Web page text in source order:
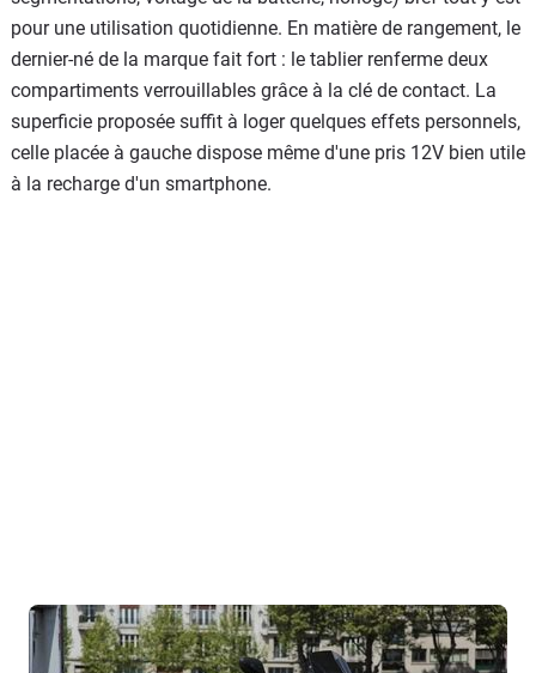
pour une utilisation quotidienne. En matière de rangement, le
dernier-né de la marque fait fort : le tablier renferme deux
compartiments verrouillables grâce à la clé de contact. La
superficie proposée suffit à loger quelques effets personnels,
celle placée à gauche dispose même d'une pris 12V bien utile
à la recharge d'un smartphone.